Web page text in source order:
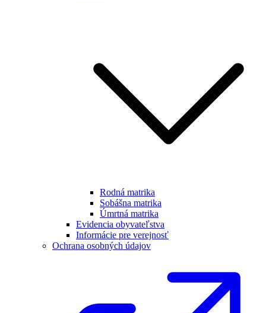
Rodná matrika
Sobášna matrika
Úmrtná matrika
Evidencia obyvateľstva
Informácie pre verejnosť
Ochrana osobných údajov